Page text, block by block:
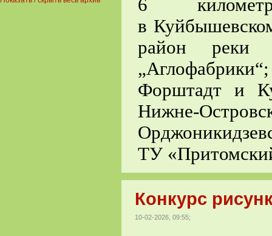
6
в
район реки
Форштадт и
Нижне-
ТУ
Конкурс
10-02-2026, 09:55;